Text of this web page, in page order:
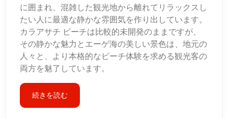
に囲まれ、混雑した観光地から離れてリラックスし
たい人に最適な静かな雰囲気を作り出しています。
カラアサチ ビーチは比較的未開発のままですが、
その静かな魅力とエーゲ海の美しい景色は、地元の
人々と、より本格的なビーチ体験を求める観光客の
両方を魅了しています。
続きを読む